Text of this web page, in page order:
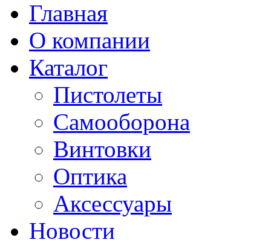
Главная
О компании
Каталог
Пистолеты
Самооборона
Винтовки
Оптика
Аксессуары
Новости